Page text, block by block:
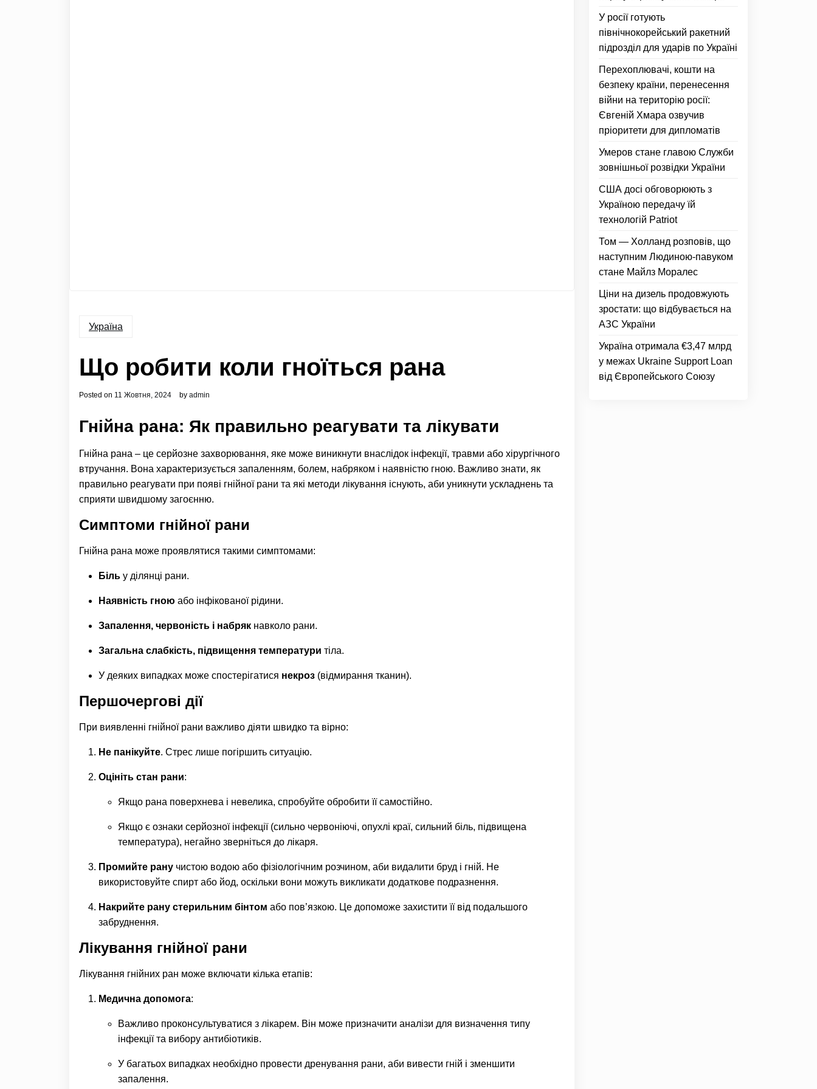
Україна
Що робити коли гноїться рана
Posted on 11 Жовтня, 2024 by admin
Гнійна рана: Як правильно реагувати та лікувати
Гнійна рана – це серйозне захворювання, яке може виникнути внаслідок інфекції, травми або хірургічного
втручання. Вона характеризується запаленням, болем, набряком і наявністю гною. Важливо знати, як
правильно реагувати при появі гнійної рани та які методи лікування існують, аби уникнути ускладнень та
сприяти швидшому загоєнню.
Симптоми гнійної рани
Гнійна рана може проявлятися такими симптомами:
Біль у ділянці рани.
Наявність гною або інфікованої рідини.
Запалення, червоність і набряк навколо рани.
Загальна слабкість, підвищення температури тіла.
У деяких випадках може спостерігатися некроз (відмирання тканин).
Першочергові дії
При виявленні гнійної рани важливо діяти швидко та вірно:
Не панікуйте. Стрес лише погіршить ситуацію.
Оцініть стан рани:
Якщо рана поверхнева і невелика, спробуйте обробити її самостійно.
Якщо є ознаки серйозної інфекції (сильно червоніючі, опухлі краї, сильний біль, підвищена
температура), негайно зверніться до лікаря.
Промийте рану чистою водою або фізіологічним розчином, аби видалити бруд і гній. Не
використовуйте спирт або йод, оскільки вони можуть викликати додаткове подразнення.
Накрийте рану стерильним бінтом або пов’язкою. Це допоможе захистити її від подальшого
забруднення.
Лікування гнійної рани
Лікування гнійних ран може включати кілька етапів:
Медична допомога:
Важливо проконсультуватися з лікарем. Він може призначити аналізи для визначення типу
інфекції та вибору антибіотиків.
У багатьох випадках необхідно провести дренування рани, аби вивести гній і зменшити
запалення.
У росії готують
північнокорейський ракетний
підрозділ для ударів по Україні
Перехоплювачі, кошти на
безпеку країни, перенесення
війни на територію росії:
Євгеній Хмара озвучив
пріоритети для дипломатів
Умеров стане главою Служби
зовнішньої розвідки України
США досі обговорюють з
Україною передачу їй
технологій Patriot
Том — Холланд розповів, що
наступним Людиною-павуком
стане Майлз Моралес
Ціни на дизель продовжують
зростати: що відбувається на
АЗС України
Україна отримала €3,47 млрд
у межах Ukraine Support Loan
від Європейського Союзу